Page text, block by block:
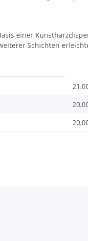
einer
Schichten